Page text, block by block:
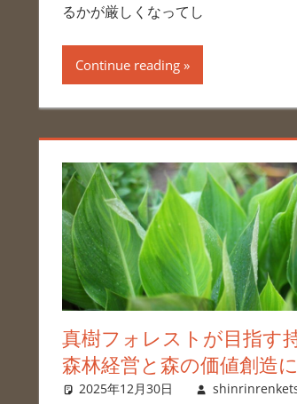
るかが厳しくなってし
Continue reading
真樹フォレストが目指す
森林経営と森の価値創造
2025年12月30日